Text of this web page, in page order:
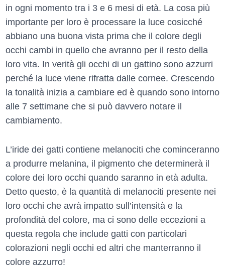
in ogni momento tra i 3 e 6 mesi di età. La cosa più
importante per loro è processare la luce cosicché
abbiano una buona vista prima che il colore degli
occhi cambi in quello che avranno per il resto della
loro vita. In verità gli occhi di un gattino sono azzurri
perché la luce viene rifratta dalle cornee. Crescendo
la tonalità inizia a cambiare ed è quando sono intorno
alle 7 settimane che si può davvero notare il
cambiamento.
L’iride dei gatti contiene melanociti che cominceranno
a produrre melanina, il pigmento che determinerà il
colore dei loro occhi quando saranno in età adulta.
Detto questo, è la quantità di melanociti presente nei
loro occhi che avrà impatto sull’intensità e la
profondità del colore, ma ci sono delle eccezioni a
questa regola che include gatti con particolari
colorazioni negli occhi ed altri che manterranno il
colore azzurro!